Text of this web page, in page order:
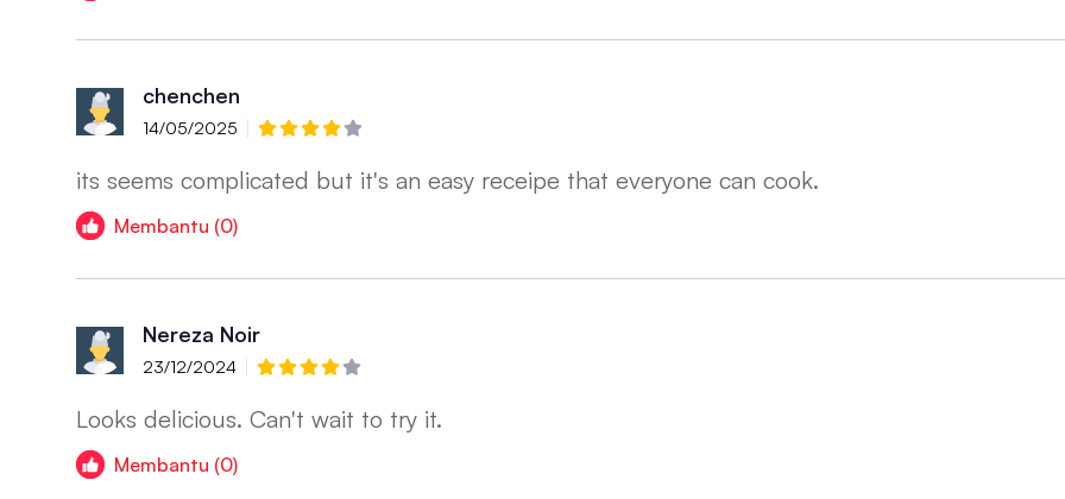
chenchen
14/05/2025
its seems complicated but it's an easy receipe that everyone can cook.
Membantu (0)
Nereza Noir
23/12/2024
Looks delicious. Can't wait to try it.
Membantu (0)